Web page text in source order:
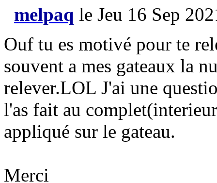
melpaq le Jeu 16 Sep
Ouf tu es motivé pour te
souvent a mes gateaux la
relever.LOL J'ai une
l'as fait au
appliqué sur le gateau.
Merci